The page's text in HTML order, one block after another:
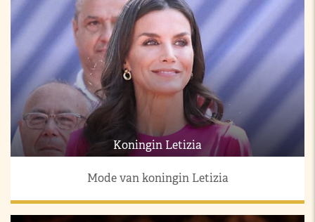
Koningin Letizia
Mode van koningin Letizia